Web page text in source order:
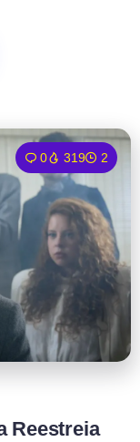
0 319 2
Reestreia